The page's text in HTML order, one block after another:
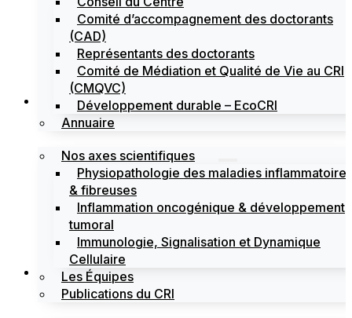
Comité d’accompagnement des doctorants
(CAD)
Représentants des doctorants
Comité de Médiation et Qualité de Vie au CRI
(CMQVC)
Développement durable – EcoCRI
Annuaire
Recherche
Nos axes scientifiques
Physiopathologie des maladies inflammatoires
& fibreuses
Inflammation oncogénique & développement
tumoral
Immunologie, Signalisation et Dynamique
Cellulaire
Les Équipes
Publications du CRI
Formations